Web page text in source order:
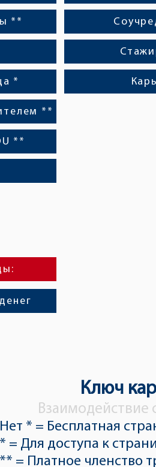
**
*
**
**
Ключ
Взаимодействие
Нет * = Бесплатная
* = Для доступа к
** = Платное членство